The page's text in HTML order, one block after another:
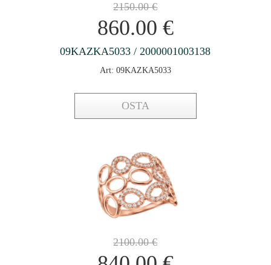
2150.00€
860.00 €
09KAZKA5033 / 2000001003138
Art: 09KAZKA5033
OSTA
2100.00€